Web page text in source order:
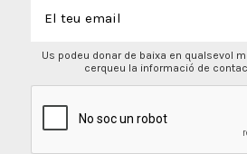
Us podeu donar de baixa en qualsevol
cerqueu la informació de